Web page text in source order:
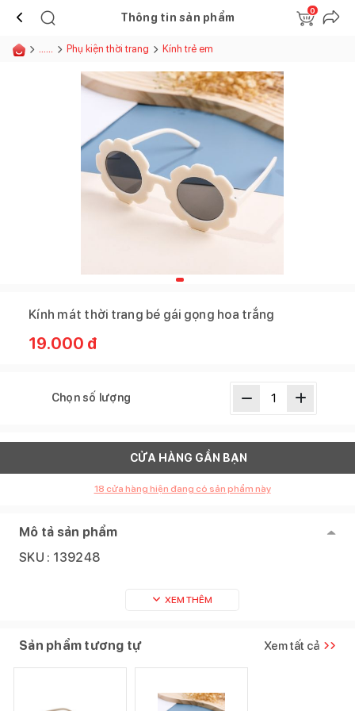
Thông tin sản phẩm
0
...... Phụ kiện thời trang Kính trẻ em
Kính mát thời trang bé gái gọng hoa trắng
19.000 đ
Chọn số lượng
CỬA HÀNG GẦN BẠN
18 cửa hàng hiện đang có sản phẩm này
Mô tả sản phẩm
SKU : 139248
XEM THÊM
Sản phẩm tương tự Xem tất cả